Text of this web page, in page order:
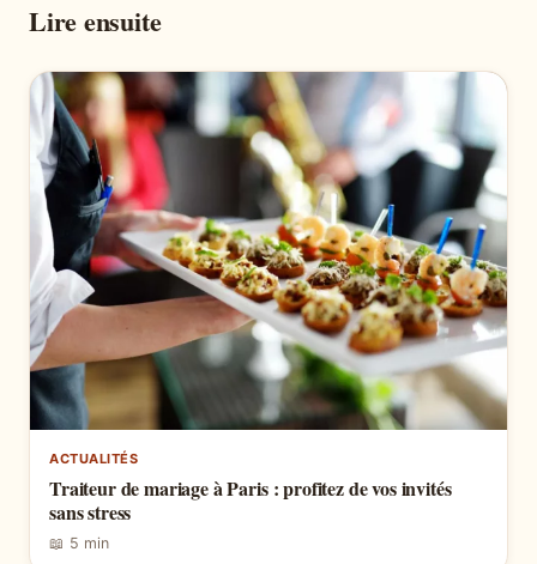
Lire ensuite
ACTUALITÉS
Traiteur de mariage à Paris : profitez de vos invités
sans stress
📖 5 min